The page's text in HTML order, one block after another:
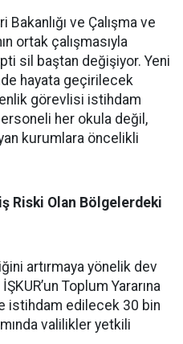
Bakanlığı ve Çalışma ve
ortak çalışmasıyla
sil baştan değişiyor. Yeni
hayata geçirilecek
görevlisi istihdam
her okula değil,
kurumlara öncelikli
Riski Olan Bölgelerdeki
artırmaya yönelik dev
Toplum Yararına
istihdam edilecek 30 bin
valilikler yetkili